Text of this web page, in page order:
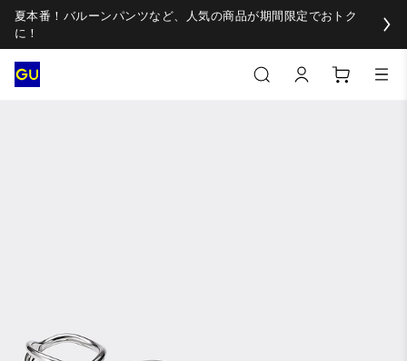
夏本番！バルーンパンツなど、人気の商品が期間限定でおトク
に！